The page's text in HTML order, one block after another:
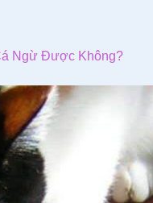
Ngừ Được Không?